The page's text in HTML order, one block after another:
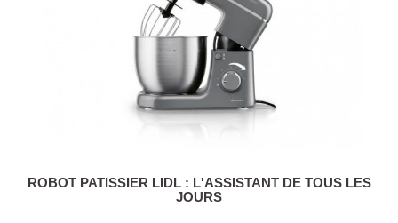
ROBOT PATISSIER LIDL : L'ASSISTANT DE TOUS LES
JOURS